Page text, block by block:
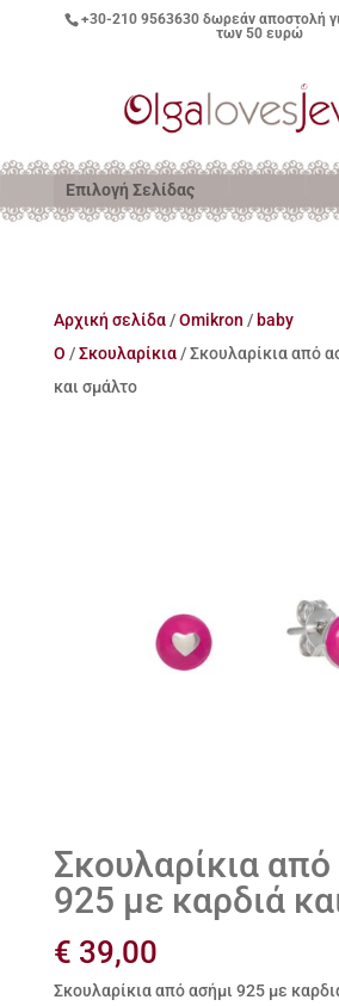
+30-210 9563630δωρεάν αποστολή
των 50 ευρώ
Επιλογή Σελίδας
Αρχική σελίδα/Omikron / baby
O /Σκουλαρίκια/ Σκουλαρίκια από
και σμάλτο
Σκουλαρίκια από
925 με καρδιά
€ 39,00
Σκουλαρίκια από ασήμι 925 με